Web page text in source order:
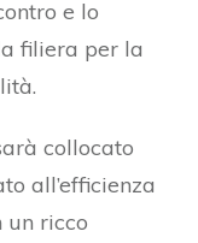
e lo
filiera per la
collocato
all’efficienza
un ricco